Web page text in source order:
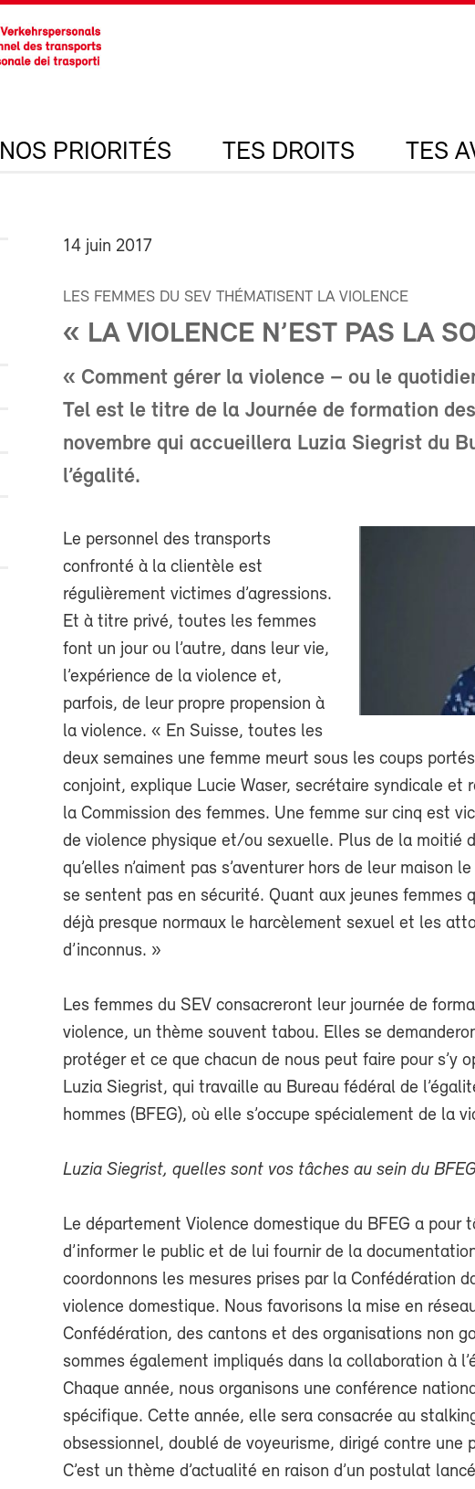
NOS PRIORITÉS TES DROITS TES
14 juin 2017
LES FEMMES DU SEV THÉMATISENT LA VIOLENCE
« LA VIOLENCE N’EST PAS LA
« Comment gérer la violence – ou le
Tel est le titre de la Journée de formation
novembre qui accueillera Luzia Siegrist du
l’égalité.
Le personnel des transports
confronté à la clientèle est
régulièrement victimes d’agressions.
Et à titre privé, toutes les femmes
font un jour ou l’autre, dans leur vie,
l’expérience de la violence et,
parfois, de leur propre propension à
la violence. « En Suisse, toutes les
deux semaines une femme meurt sous les coups
conjoint, explique Lucie Waser, secrétaire syndicale et
la Commission des femmes. Une femme sur cinq est
de violence physique et/ou sexuelle. Plus de la moitié
qu’elles n’aiment pas s’aventurer hors de leur maison
se sentent pas en sécurité. Quant aux jeunes femmes
déjà presque normaux le harcèlement sexuel et les
d’inconnus. »
Les femmes du SEV consacreront leur journée de
violence, un thème souvent tabou. Elles se
protéger et ce que chacun de nous peut faire pour s’y
Luzia Siegrist, qui travaille au Bureau fédéral de
hommes (BFEG), où elle s’occupe spécialement de la
Luzia Siegrist, quelles sont vos tâches au sein du
Le département Violence domestique du BFEG a pour
d’informer le public et de lui fournir de la
coordonnons les mesures prises par la Confédération
violence domestique. Nous favorisons la mise en
Confédération, des cantons et des organisations non
sommes également impliqués dans la collaboration à
Chaque année, nous organisons une conférence
spécifique. Cette année, elle sera consacrée au
obsessionnel, doublé de voyeurisme, dirigé contre une
C’est un thème d’actualité en raison d’un postulat